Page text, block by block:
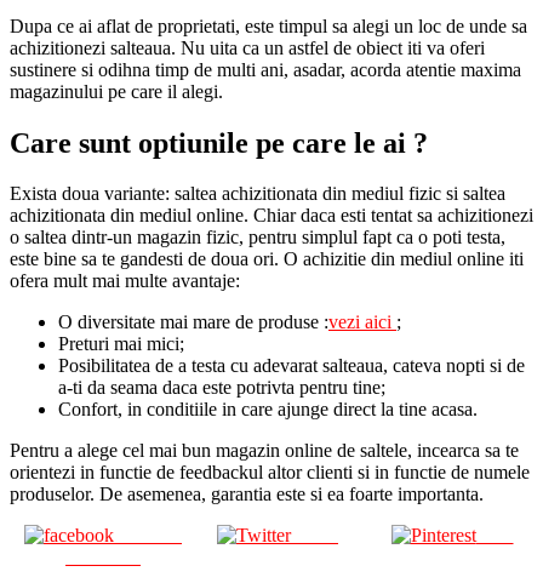
Dupa ce ai aflat de proprietati, este timpul sa alegi un loc de unde sa
achizitionezi salteaua. Nu uita ca un astfel de obiect iti va oferi
sustinere si odihna timp de multi ani, asadar, acorda atentie maxima
magazinului pe care il alegi.
Care sunt optiunile pe care le ai ?
Exista doua variante: saltea achizitionata din mediul fizic si saltea
achizitionata din mediul online. Chiar daca esti tentat sa achizitionezi
o saltea dintr-un magazin fizic, pentru simplul fapt ca o poti testa,
este bine sa te gandesti de doua ori. O achizitie din mediul online iti
ofera mult mai multe avantaje:
O diversitate mai mare de produse :vezi aici ;
Preturi mai mici;
Posibilitatea de a testa cu adevarat salteaua, cateva nopti si de
a-ti da seama daca este potrivta pentru tine;
Confort, in conditiile in care ajunge direct la tine acasa.
Pentru a alege cel mai bun magazin online de saltele, incearca sa te
orientezi in functie de feedbackul altor clienti si in functie de numele
produselor. De asemenea, garantia este si ea foarte importanta.
Tweet Save